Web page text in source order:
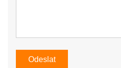
Odeslat